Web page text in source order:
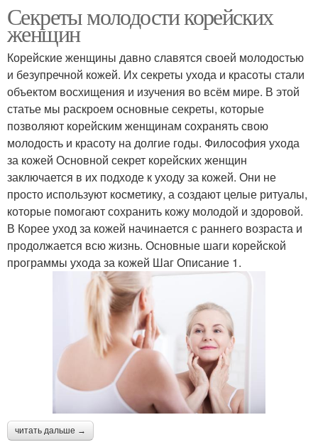
Секреты молодости корейских
женщин
Корейские женщины давно славятся своей молодостью
и безупречной кожей. Их секреты ухода и красоты стали
объектом восхищения и изучения во всём мире. В этой
статье мы раскроем основные секреты, которые
позволяют корейским женщинам сохранять свою
молодость и красоту на долгие годы. Философия ухода
за кожей Основной секрет корейских женщин
заключается в их подходе к уходу за кожей. Они не
просто используют косметику, а создают целые ритуалы,
которые помогают сохранить кожу молодой и здоровой.
В Корее уход за кожей начинается с раннего возраста и
продолжается всю жизнь. Основные шаги корейской
программы ухода за кожей Шаг Описание 1.
читать дальше →